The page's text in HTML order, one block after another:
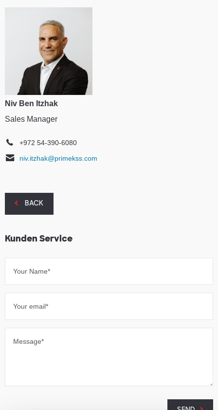
Niv Ben Itzhak
Sales Manager
+972 54-390-6080
niv.itzhak@primekss.com
BACK
Kunden Service
Your Name*
Your email*
Message*